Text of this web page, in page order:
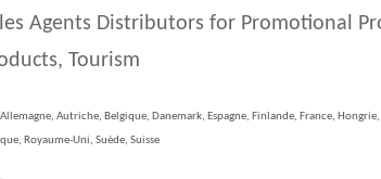
Agents Distributors for Promotional
Tourism
Allemagne, Autriche, Belgique, Danemark, Espagne, Finlande, France,
Royaume-Uni, Suède, Suisse